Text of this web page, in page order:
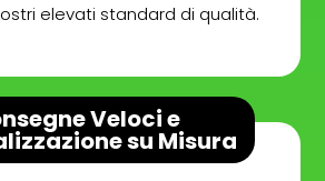
elevati standard di qualità.
Veloci e
su Misura